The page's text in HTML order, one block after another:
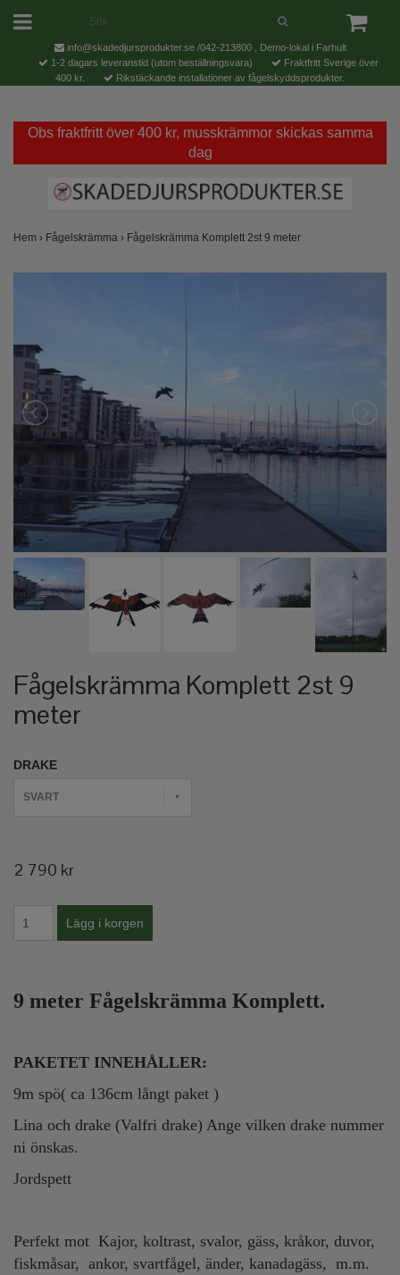
info@skadedjursprodukter.se/042-213800 , Demo-lokal i Farhult
1-2 dagars leveranstid (utom beställningsvara)
Fraktfritt Sverige över
400 kr.
Rikstäckande installationer av fågelskyddsprodukter.
Obs fraktfritt över 400 kr, musskrämmor skickas samma
dag
Hem › Fågelskrämma › Fågelskrämma Komplett 2st 9 meter
Fågelskrämma Komplett 2st 9
meter
DRAKE
SVART
2 790 kr
9 meter Fågelskrämma Komplett.
PAKETET INNEHÅLLER:
9m spö( ca 136cm långt paket )
Lina och drake (Valfri drake) Ange vilken drake nummer
ni önskas.
Jordspett
Perfekt mot Kajor, koltrast, svalor, gäss, kråkor, duvor,
fiskmåsar, ankor, svartfågel, änder, kanadagäss, m.m.